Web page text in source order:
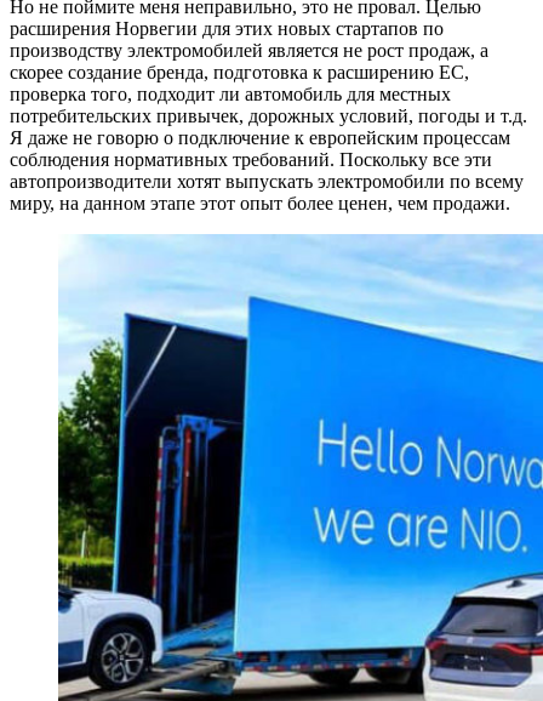
Но не поймите меня неправильно, это не провал. Целью
расширения Норвегии для этих новых стартапов по
производству электромобилей является не рост продаж, а
скорее создание бренда, подготовка к расширению ЕС,
проверка того, подходит ли автомобиль для местных
потребительских привычек, дорожных условий, погоды и т.д.
Я даже не говорю о подключение к европейским процессам
соблюдения нормативных требований. Поскольку все эти
автопроизводители хотят выпускать электромобили по всему
миру, на данном этапе этот опыт более ценен, чем продажи.